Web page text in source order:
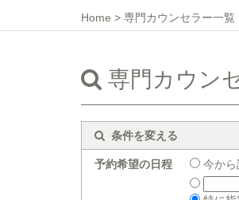
Home > 専門カウンセラー一覧
専門カウン
条件を変える
予約希望の日程
今から